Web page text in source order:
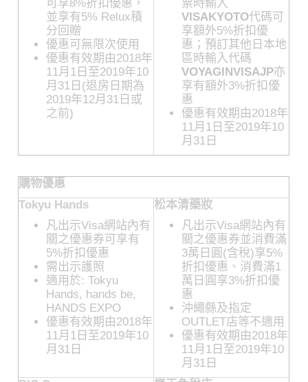
可享8%折扣優惠，
並享有5% Relux積
分回贈
優惠可無限次使用
優惠有效期由2018年
11月1日至2019年10
月31日(退房日期為
2019年12月31日或
之前)
票時輸入
VISAKYOTO代碼可
享額外5%折扣優
惠；預訂其他日本地
區時輸入代碼
VOYAGINVISAJP亦
享有額外3%折扣優
惠
優惠有效期由2018年
11月1日至2019年10
月31日
購物優惠
Tokyu Hands
凡出示Visa網站內有
關之優惠券可享有
5%折扣優惠
需出示護照
適用於: Tokyu
Hands, hands be,
HANDS EXPO
優惠有效期由2018年
11月1日至2019年10
月31日
松本清藥妝
凡出示Visa網站內有
關之優惠券並消費滿
3萬日圓(含稅)享5%
折扣優惠、消費滿1
萬日圓享3%折扣優
惠
沖繩縣及指定
OUTLET店等不適用
優惠有效期由2018年
11月1日至2019年10
月31日